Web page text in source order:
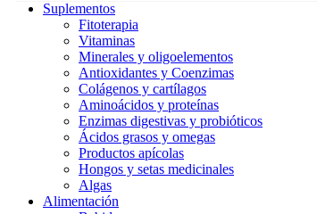
Suplementos
Fitoterapia
Vitaminas
Minerales y oligoelementos
Antioxidantes y Coenzimas
Colágenos y cartílagos
Aminoácidos y proteínas
Enzimas digestivas y probióticos
Ácidos grasos y omegas
Productos apícolas
Hongos y setas medicinales
Algas
Alimentación